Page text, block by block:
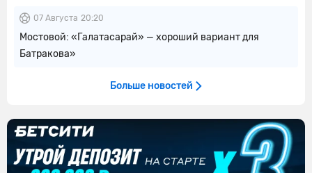
07 Августа 20:20
Мостовой: «Галатасарай» — хороший вариант для
Батракова»
Больше новостей